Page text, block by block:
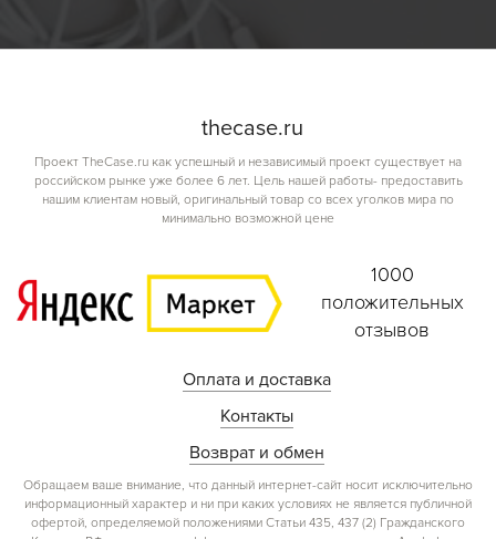
thecase.ru
Проект TheCase.ru как успешный и независимый проект существует на
российском рынке уже более 6 лет. Цель нашей работы- предоставить
нашим клиентам новый, оригинальный товар со всех уголков мира по
минимально возможной цене
1000
положительных
отзывов
Оплата и доставка
Контакты
Возврат и обмен
Обращаем ваше внимание, что данный интернет-сайт носит исключительно
информационный характер и ни при каких условиях не является публичной
офертой, определяемой положениями Статьи 435, 437 (2) Гражданского